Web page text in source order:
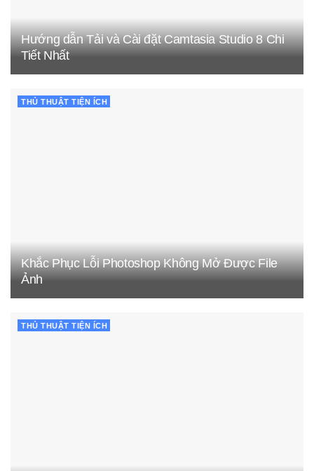
Hướng dẫn Tải và Cài đặt Camtasia Studio 8 Chi
Tiết Nhất
THỦ THUẬT TIỆN ÍCH
Khắc Phục Lỗi Photoshop Không Mở Được File
Ảnh
THỦ THUẬT TIỆN ÍCH